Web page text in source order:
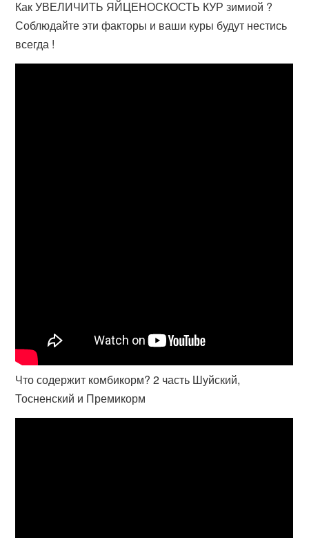
Как УВЕЛИЧИТЬ ЯЙЦЕНОСКОСТЬ КУР зимиой ?
Соблюдайте эти факторы и ваши куры будут нестись
всегда !
Что содержит комбикорм? 2 часть Шуйский,
Тосненский и Премикорм